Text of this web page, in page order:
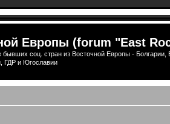
Европы (forum "East
соц. стран из Восточной Европы - Болгарии,
ГДР и Югославии